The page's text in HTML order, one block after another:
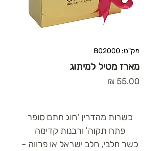
מק"ט: B02000
מארז מטיל למיתוג
כשרות מהדרין 'חוג חתם סופר
פתח תקוה' ורבנות קדימה
כשר חלבי, חלב ישראל או פרווה -